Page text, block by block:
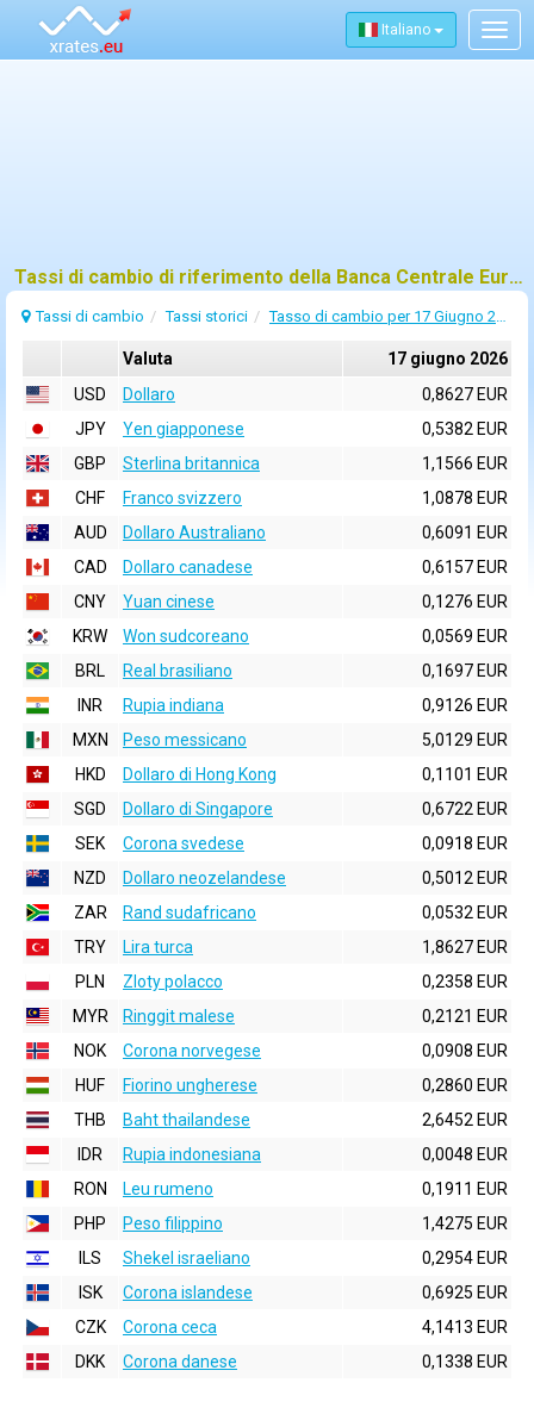
Italiano
Tassi di cambio di riferimento della Banca Centrale Europea (BCE) per 17 giugno 2026
Tassi di cambio Tassi storici Tasso di cambio per 17 Giugno 2026
Valuta
17 giugno 2026
USD
Dollaro
0,8627 EUR
JPY
Yen giapponese
0,5382 EUR
GBP
Sterlina britannica
1,1566 EUR
CHF
Franco svizzero
1,0878 EUR
AUD
Dollaro Australiano
0,6091 EUR
CAD
Dollaro canadese
0,6157 EUR
CNY
Yuan cinese
0,1276 EUR
KRW
Won sudcoreano
0,0569 EUR
BRL
Real brasiliano
0,1697 EUR
INR
Rupia indiana
0,9126 EUR
MXN
Peso messicano
5,0129 EUR
HKD
Dollaro di Hong Kong
0,1101 EUR
SGD
Dollaro di Singapore
0,6722 EUR
SEK
Corona svedese
0,0918 EUR
NZD
Dollaro neozelandese
0,5012 EUR
ZAR
Rand sudafricano
0,0532 EUR
TRY
Lira turca
1,8627 EUR
PLN
Zloty polacco
0,2358 EUR
MYR
Ringgit malese
0,2121 EUR
NOK
Corona norvegese
0,0908 EUR
HUF
Fiorino ungherese
0,2860 EUR
THB
Baht thailandese
2,6452 EUR
IDR
Rupia indonesiana
0,0048 EUR
RON
Leu rumeno
0,1911 EUR
PHP
Peso filippino
1,4275 EUR
ILS
Shekel israeliano
0,2954 EUR
ISK
Corona islandese
0,6925 EUR
CZK
Corona ceca
4,1413 EUR
DKK
Corona danese 0,1338 EUR